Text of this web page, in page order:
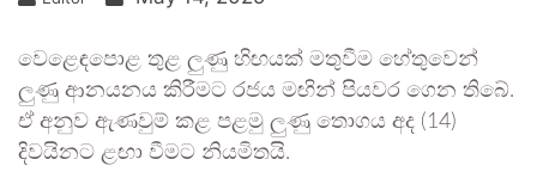
වෙළෙඳපොළ තුළ ලුණු හිඟයක් මතුවීම හේතුවෙන්
ලුණු ආනයනය කිරීමට රජය මඟින් පියවර ගෙන තිබේ.
ඒ අනුව ඇණවුම් කළ පළමු ලුණු තොගය අද (14)
දිවයිනට ළඟා වීමට නියමිතයි.